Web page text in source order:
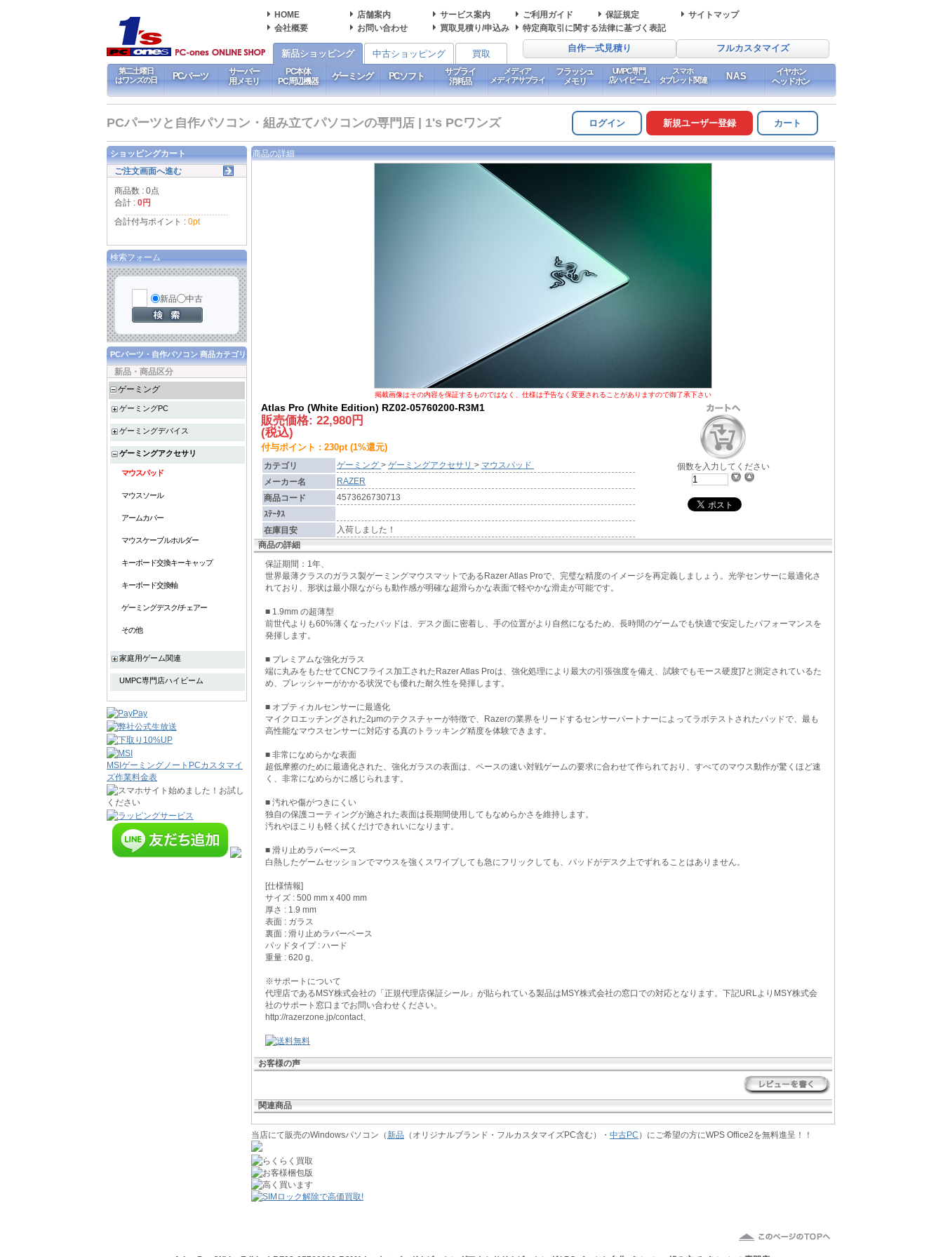
HOME 店舗案内 サービス案内 ご利用ガイド 保証規定
サイトマップ
会社概要
お問い合わせ 買取見積り/申込み 特定商取引に関する法律に基づく表記
自作一式見積り フルカスタマイズ
新品ショッピング 中古ショッピング 買取
第二土曜日
はワンズの日
PCパーツ
サーバー
用メモリ
PC本体
PC周辺機器
ゲーミング PCソフト
サプライ
消耗品
メディア
メディアサプライ
フラッシュ
メモリ
UMPC専門
店ハイビーム
スマホ
タブレット関連
NAS
イヤホン
ヘッドホン
PCパーツと自作パソコン・組み立てパソコンの専門店 | 1's PCワンズ ログイン 新規ユーザー登録 カート
商品の詳細
掲載画像はその内容を保証するものではなく、仕様は予告なく変更されることがありますので御了承下さい
Atlas Pro (White Edition) RZ02-05760200-R3M1
販売価格: 22,980円
(税込)
付与ポイント : 230pt (1%還元)
カテゴリ ゲーミング > ゲーミングアクセサリ > マウスパッド
メーカー名
RAZER
商品コード
4573626730713
ｽﾃｰﾀｽ
在庫目安
入荷しました！
個数を入力してください
商品の詳細
保証期間：1年、
世界最薄クラスのガラス製ゲーミングマウスマットであるRazer Atlas Proで、完璧な精度のイメージを再定義しましょう。光学センサーに最適化さ
れており、形状は最小限ながらも動作感が明確な超滑らかな表面で軽やかな滑走が可能です。
■ 1.9mm の超薄型
前世代よりも60%薄くなったパッドは、デスク面に密着し、手の位置がより自然になるため、長時間のゲームでも快適で安定したパフォーマンスを
発揮します。
■ プレミアムな強化ガラス
端に丸みをもたせてCNCフライス加工されたRazer Atlas Proは、強化処理により最大の引張強度を備え、試験でもモース硬度]7と測定されているた
め、プレッシャーがかかる状況でも優れた耐久性を発揮します。
■ オプティカルセンサーに最適化
マイクロエッチングされた2μmのテクスチャーが特徴で、Razerの業界をリードするセンサーパートナーによってラボテストされたパッドで、最も
高性能なマウスセンサーに対応する真のトラッキング精度を体験できます。
■ 非常になめらかな表面
超低摩擦のために最適化された、強化ガラスの表面は、ペースの速い対戦ゲームの要求に合わせて作られており、すべてのマウス動作が驚くほど速
く、非常になめらかに感じられます。
■ 汚れや傷がつきにくい
独自の保護コーティングが施された表面は長期間使用してもなめらかさを維持します。
汚れやほこりも軽く拭くだけできれいになります。
■ 滑り止めラバーベース
白熱したゲームセッションでマウスを強くスワイプしても急にフリックしても、パッドがデスク上でずれることはありません。
[仕様情報]
サイズ : 500 mm x 400 mm
厚さ : 1.9 mm
表面 : ガラス
裏面 : 滑り止めラバーベース
パッドタイプ : ハード
重量 : 620 g、
※サポートについて
代理店であるMSY株式会社の「正規代理店保証シール」が貼られている製品はMSY株式会社の窓口での対応となります。下記URLよりMSY株式会
社のサポート窓口までお問い合わせください。
http://razerzone.jp/contact、
お客様の声
関連商品
当店にて販売のWindowsパソコン（ 新品 （オリジナルブランド・フルカスタマイズPC含む）・ 中古PC ）にご希望の方にWPS Office2を無料進呈！！
ショッピングカート
ご注文画面へ進む
商品数 : 0点
合計 : 0円
合計付与ポイント : 0pt
検索フォーム
新品 中古
PCパーツ・自作パソコン 商品カテゴリ
新品・商品区分
ゲーミング
ゲーミングPC
ゲーミングデバイス
ゲーミングアクセサリ
マウスパッド
マウスソール
アームカバー
マウスケーブルホルダー
キーボード交換キーキャップ
キーボード交換軸
ゲーミングデスク/チェアー
その他
家庭用ゲーム関連
UMPC専門店ハイビーム
MSIゲーミングノートPCカスタマイ
ズ作業料金表